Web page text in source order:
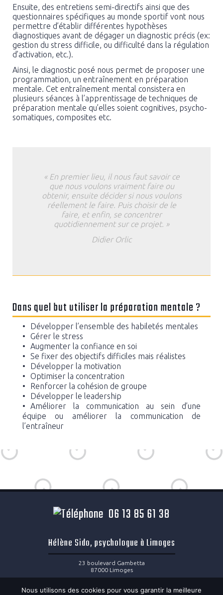
Ensuite, des entretiens semi-directifs ainsi que des
questionnaires spécifiques au monde sportif vont nous
permettre d’établir différentes hypothèses
diagnostiques avant de dégager un diagnostic précis (ex:
gestion du stress difficile, ou difficulté dans la régulation
d’activation, etc.).
Ainsi, le diagnostic posé nous permet de proposer une
programmation, un entraînement en préparation
mentale. Cet entraînement mental consistera en
plusieurs séances à l’apprentissage de techniques de
préparation mentale qu’elles soient cognitives, psycho-
somatiques, composites etc.
« En premier lieu, il nous faut savoir ce
que nous voulons vraiment faire ou
obtenir, ensuite décider si nous voulons
réellement le faire. Puis choisir de le
faire, et enfin, se concentrer
quotidiennement sur ce projet. »
Didier Orlic
Dans quel but utiliser la préparation mentale ?
Développer l’ensemble des habiletés mentales
Gérer le stress
Augmenter la confiance en soi
Se fixer des objectifs difficiles mais réalistes
Développer la motivation
Optimiser la concentration
Renforcer la cohésion de groupe
Développer le leadership
Améliorer la communication au sein d’une
équipe ou améliorer la communication de
l’entraîneur
06 13 85 61 38
Hélène Sido, psychologue à Limoges
23 boulevard Gambetta
87000 Limoges
helene.sido@hotmail.fr
Nous utilisons des cookies pour vous garantir la meilleure